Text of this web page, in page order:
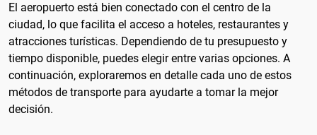
El aeropuerto está bien conectado con el centro de la
ciudad, lo que facilita el acceso a hoteles, restaurantes y
atracciones turísticas. Dependiendo de tu presupuesto y
tiempo disponible, puedes elegir entre varias opciones. A
continuación, exploraremos en detalle cada uno de estos
métodos de transporte para ayudarte a tomar la mejor
decisión.